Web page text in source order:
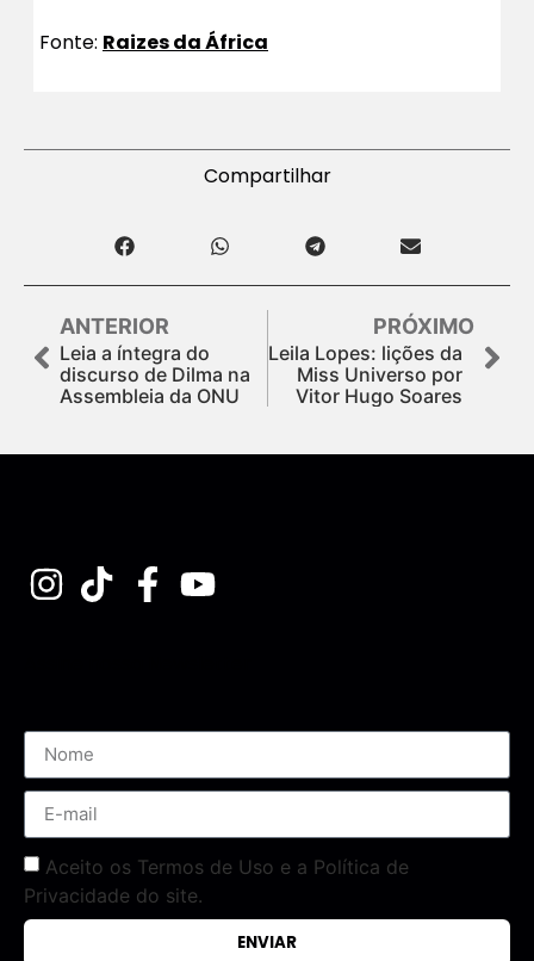
Fonte: Raizes da África
Compartilhar
ANTERIOR
Leia a íntegra do
discurso de Dilma na
Assembleia da ONU
PRÓXIMO
Leila Lopes: lições da
Miss Universo por
Vitor Hugo Soares
Aceito os Termos de Uso e a Política de
Privacidade do site.
ENVIAR